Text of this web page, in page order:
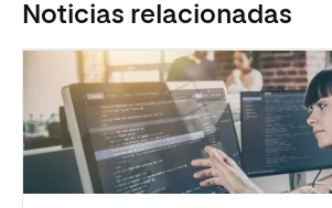
Noticias relacionadas